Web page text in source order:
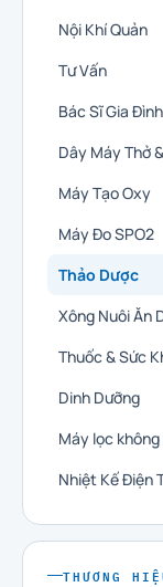
Nội Khí Quản
Tư Vấn
Bác Sĩ Gia Đình
Dây Máy Thở
Máy Tạo Oxy
Máy Đo SPO2
Thảo Dược
Xông Nuôi Ăn
Thuốc & Sức
Dinh Dưỡng
Máy lọc không
Nhiệt Kế Điện
THƯƠNG